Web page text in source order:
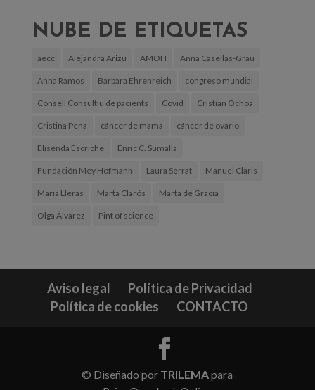
NUBE DE ETIQUETAS
aecc Alejandra Arizu AMOH Anna Casellas-Grau
Anna Ramos Barbara Ehrenreich congreso mundial
Consell Consultiu de pacients Covid Cristian Ochoa
Cristina Pena cáncer de mama cáncer de ovario
Elisenda Escriche Enric C. Sumalla
Fundación Mey Hofmann Laura Serrat Manuel Claris
Maria Lleras Marta Clarós Marta de Gracia
Olga Álvarez Pint of science
Aviso legal
Política de Privacidad
Política de cookies
CONTACTO
© Diseñado por TRILEMApara